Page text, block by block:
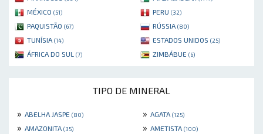
MÉXICO (51) PERU (32)
PAQUISTÃO (67) RÚSSIA (80)
TUNÍSIA (14) ESTADOS UNIDOS (25)
ÁFRICA DO SUL (7) ZIMBÁBUE (6)
TIPO DE MINERAL
» ABELHA JASPE (80) » AGATA (125)
» AMAZONITA (35) » AMETISTA (100)